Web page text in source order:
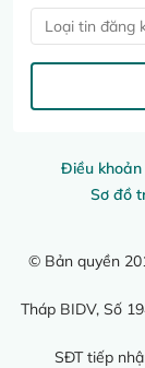
Điều khoản
Sơ đồ
© Bản quyền
Tháp BIDV, Số
SĐT tiếp
Loại tin đăng